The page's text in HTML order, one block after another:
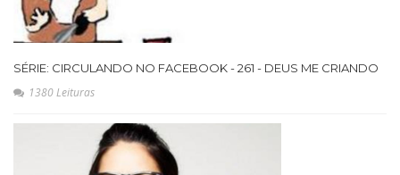
SÉRIE: CIRCULANDO NO FACEBOOK - 261 - DEUS ME CRIANDO
1380 Leituras